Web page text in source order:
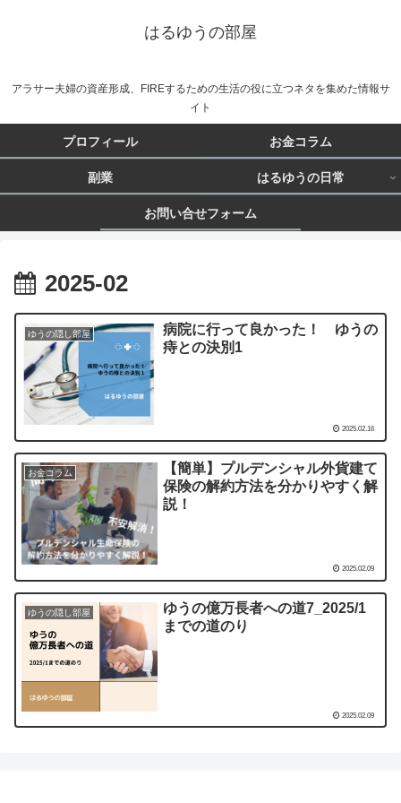
はるゆうの部屋
アラサー夫婦の資産形成、FIREするための生活の役に立つネタを集めた情報サ
イト
プロフィール お金コラム
副業 はるゆうの日常
お問い合せフォーム
2025-02
ゆうの隠し部屋
病院に行って良かった！ ゆうの
痔との決別1
2025.02.16
お金コラム
【簡単】プルデンシャル外貨建て
保険の解約方法を分かりやすく解
説！
2025.02.09
ゆうの隠し部屋
ゆうの億万長者への道7_2025/1
までの道のり
2025.02.09